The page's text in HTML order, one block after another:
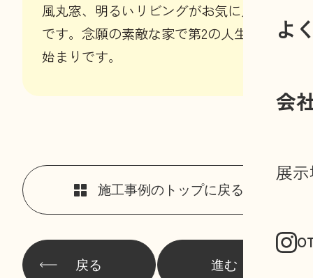
よ
会
展
風丸窓、明るいリビングがお気に入り
です。念願の素敵な家で第2の人生の
始まりです。
戻る
施工事例のトップに戻る
進む